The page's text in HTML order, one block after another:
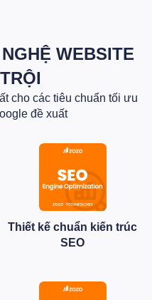
WEBSITE
cho các tiêu chuẩn tối ưu
đề xuất
Thiết kế chuẩn kiến trúc
SEO